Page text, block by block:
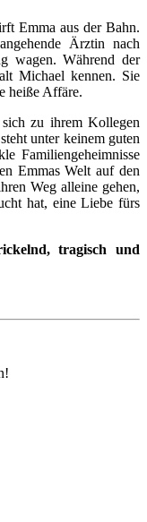
Emma aus der Bahn.
Ärztin nach
wagen. Während der
Michael kennen. Sie
heiße Affäre.
zu ihrem Kollegen
unter keinem guten
Familiengeheimnisse
Emmas Welt auf den
Weg alleine gehen,
hat, eine Liebe fürs
tragisch und